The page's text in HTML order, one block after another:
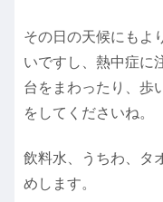
その日の天候にもよ
いですし、熱中症に
台をまわったり、歩
をしてくださいね。
飲料水、うちわ、タ
めします。